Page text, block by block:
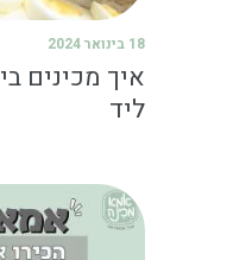
18 בינואר 2024
איך מכינים
ליד